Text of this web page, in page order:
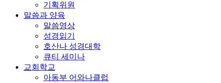
기획위원
말씀과 양육
말씀영상
성경읽기
호산나 성경대학
큐티 세미나
교회학교
아동부 어와나클럽